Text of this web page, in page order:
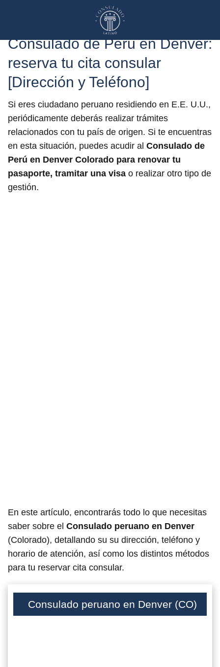
Consulado de Perú en Denver:
reserva tu cita consular
[Dirección y Teléfono]
Si eres ciudadano peruano residiendo en E.E. U.U.,
periódicamente deberás realizar trámites
relacionados con tu país de origen. Si te encuentras
en esta situación, puedes acudir al Consulado de
Perú en Denver Colorado para renovar tu
pasaporte, tramitar una visa o realizar otro tipo de
gestión.
En este artículo, encontrarás todo lo que necesitas
saber sobre el Consulado peruano en Denver
(Colorado), detallando su su dirección, teléfono y
horario de atención, así como los distintos métodos
para tu reservar cita consular.
Consulado peruano en Denver (CO)